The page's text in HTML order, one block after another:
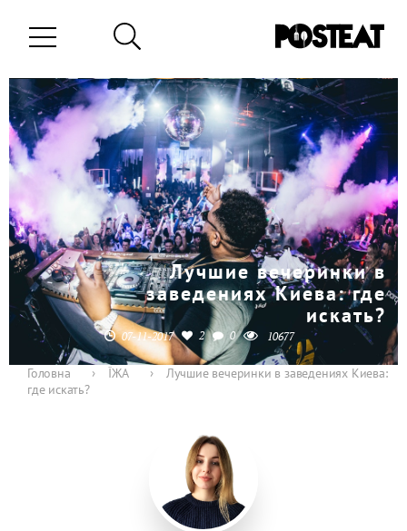
Лучшие вечеринки в
заведениях Киева: где
искать?
07-11-2017 2 0 10677
Головна › ЇЖА ›
Лучшие вечеринки в заведениях Киева:
где искать?